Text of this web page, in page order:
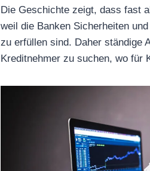
Die Geschichte zeigt, dass fast
weil die Banken Sicherheiten
zu erfüllen sind. Daher ständige
Kreditnehmer zu suchen, wo für